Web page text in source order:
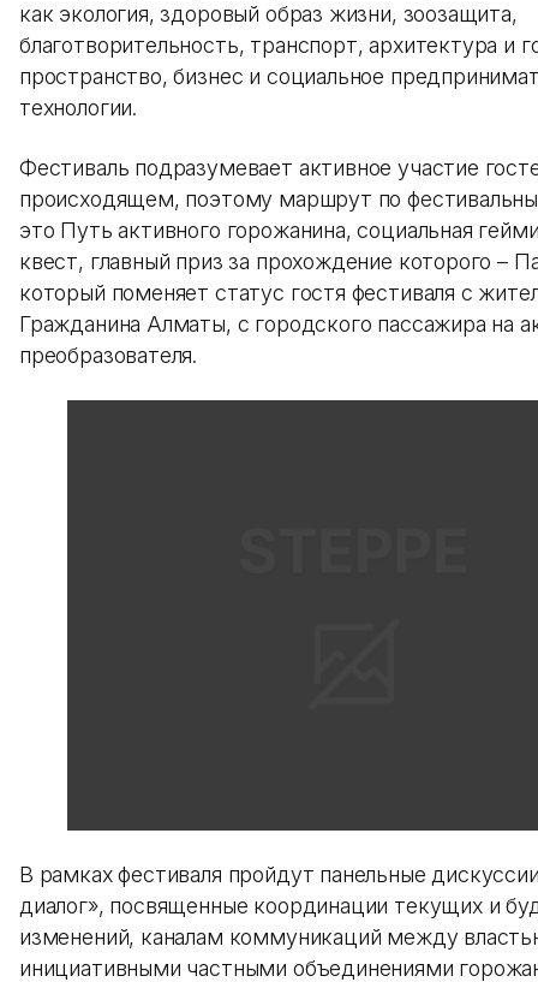
как экология, здоровый образ жизни, зоозащита,
благотворительность, транспорт, архитектура и
пространство, бизнес и социальное
технологии.
Фестиваль подразумевает активное участие
происходящем, поэтому маршрут по
это Путь активного горожанина, социальная
квест, главный приз за прохождение которого –
который поменяет статус гостя фестиваля с
Гражданина Алматы, с городского пассажира на
преобразователя.
В рамках фестиваля пройдут панельные
диалог», посвященные координации текущих и
изменений, каналам коммуникаций между
инициативными частными объединениями